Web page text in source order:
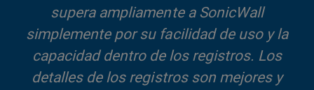
supera ampliamente a SonicWall
simplemente por su facilidad de uso y la
capacidad dentro de los registros. Los
detalles de los registros son mejores y